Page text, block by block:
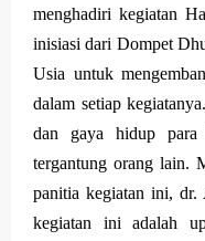
menghadiri kegiatan
inisiasi dari Dompet
Usia untuk
dalam setiap
dan gaya hidup
tergantung orang lain.
panitia kegiatan ini, dr.
kegiatan ini adalah